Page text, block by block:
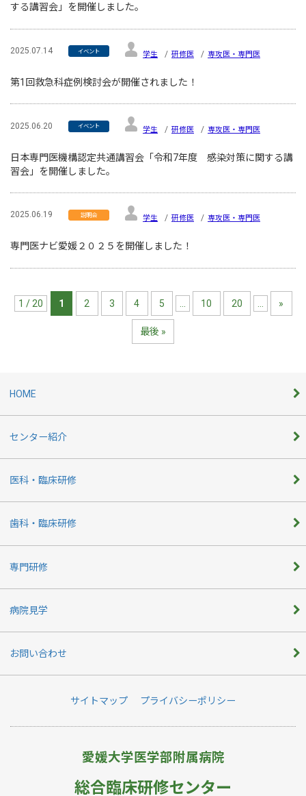
する講習会」を開催しました。
2025.07.14 イベント 学生 研修医 専攻医・専門医
第1回救急科症例検討会が開催されました！
2025.06.20 イベント 学生 研修医 専攻医・専門医
日本専門医機構認定共通講習会「令和7年度 感染対策に関する講
習会」を開催しました。
2025.06.19 説明会 学生 研修医 専攻医・専門医
専門医ナビ愛媛２０２５を開催しました！
1 / 20 1 2 3 4 5 10 20 »
最後 »
HOME
センター紹介
医科・臨床研修
歯科・臨床研修
専門研修
病院見学
お問い合わせ
サイトマップ プライバシーポリシー
愛媛大学医学部附属病院
総合臨床研修センター